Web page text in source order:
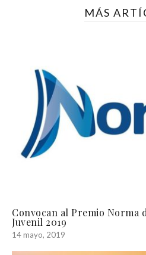
MÁS
Convocan al Premio
Juvenil 2019
14 mayo, 2019